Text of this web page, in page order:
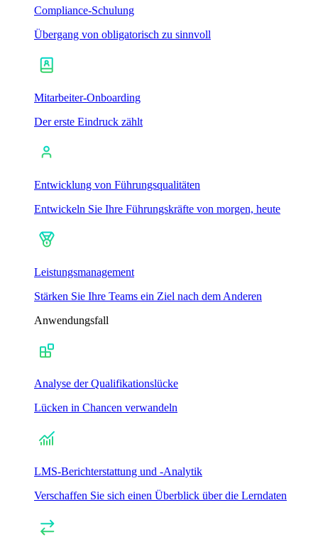
Compliance-Schulung
Übergang von obligatorisch zu sinnvoll
Mitarbeiter-Onboarding
Der erste Eindruck zählt
Entwicklung von Führungsqualitäten
Entwickeln Sie Ihre Führungskräfte von morgen, heute
Leistungsmanagement
Stärken Sie Ihre Teams ein Ziel nach dem Anderen
Anwendungsfall
Analyse der Qualifikationslücke
Lücken in Chancen verwandeln
LMS-Berichterstattung und -Analytik
Verschaffen Sie sich einen Überblick über die Lerndaten